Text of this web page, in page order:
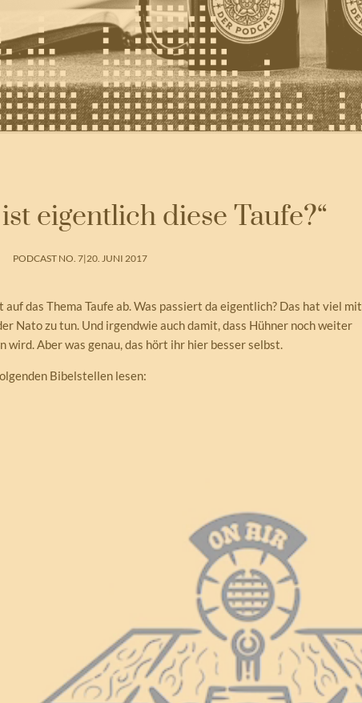
eigentlich diese Taufe?“
PODCAST NO. 7|20. JUNI 2017
das Thema Taufe ab. Was passiert da eigentlich? Das hat viel mit
Nato zu tun. Und irgendwie auch damit, dass Hühner noch weiter
wird. Aber was genau, das hört ihr hier besser selbst.
Bibelstellen lesen: